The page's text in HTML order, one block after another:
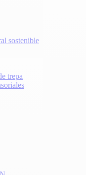
sostenible
trepa